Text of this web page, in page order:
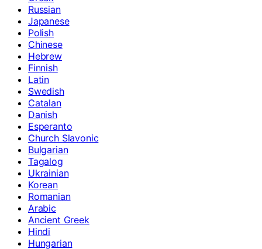
Russian
Japanese
Polish
Chinese
Hebrew
Finnish
Latin
Swedish
Catalan
Danish
Esperanto
Church Slavonic
Bulgarian
Tagalog
Ukrainian
Korean
Romanian
Arabic
Ancient Greek
Hindi
Hungarian